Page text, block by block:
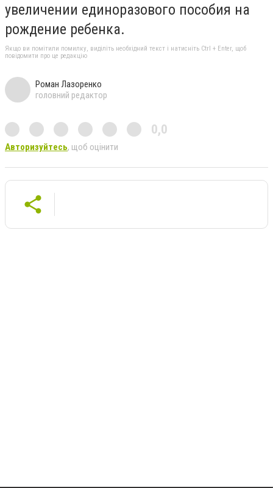
увеличении единоразового пособия на
рождение ребенка.
Якщо ви помітили помилку, виділіть необхідний текст і натисніть Ctrl + Enter, щоб
повідомити про це редакцію
Роман Лазоренко
головний редактор
0,0
Авторизуйтесь, щоб оцінити